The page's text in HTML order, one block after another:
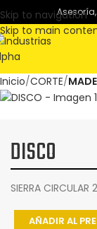
Skip to navigation
Skip to main
Inicio CORTE
DISCO
SIERRA
AÑADIR AL